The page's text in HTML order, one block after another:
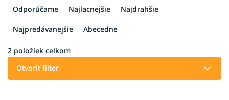
a
i
Odporúčame Najlacnejšie Najdrahšie
Najpredávanejšie Abecedne
2 položiek celkom
Otvoriť filter